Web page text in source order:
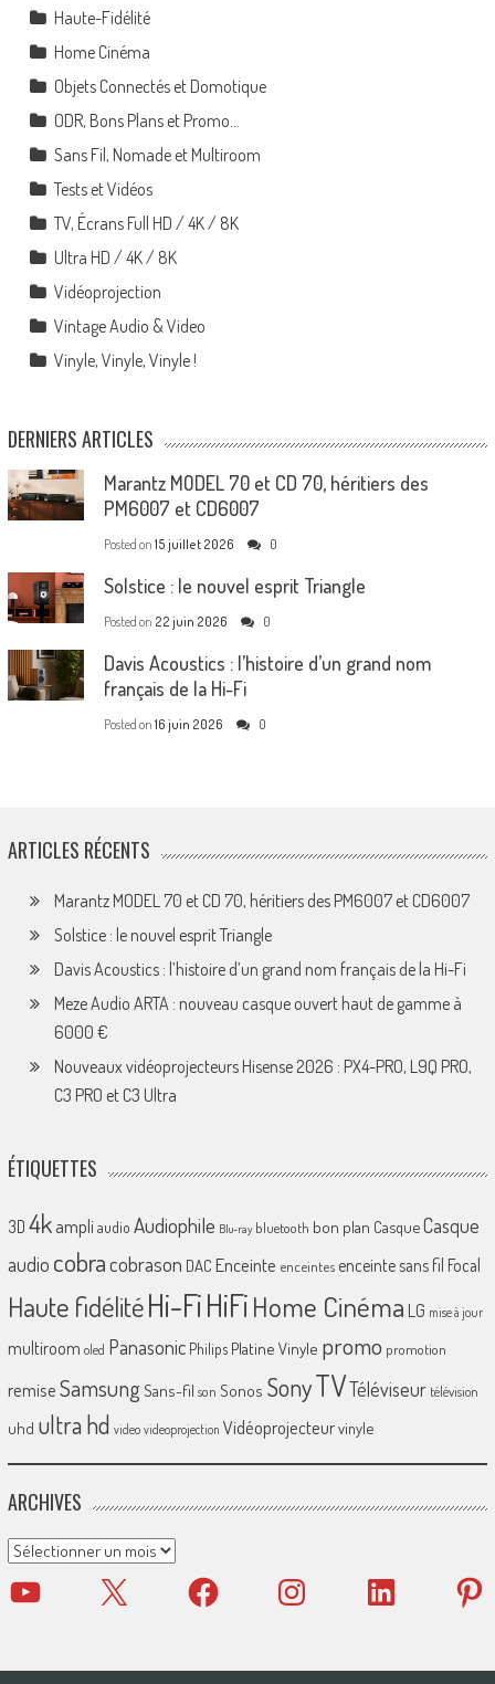
Haute-Fidélité
Home Cinéma
Objets Connectés et Domotique
ODR, Bons Plans et Promo…
Sans Fil, Nomade et Multiroom
Tests et Vidéos
TV, Écrans Full HD / 4K / 8K
Ultra HD / 4K / 8K
Vidéoprojection
Vintage Audio & Video
Vinyle, Vinyle, Vinyle !
DERNIERS ARTICLES
Marantz MODEL 70 et CD 70, héritiers des
PM6007 et CD6007
Posted on 15 juillet 2026 0
Solstice : le nouvel esprit Triangle
Posted on 22 juin 2026 0
Davis Acoustics : l’histoire d’un grand nom
français de la Hi-Fi
Posted on 16 juin 2026 0
ARTICLES RÉCENTS
Marantz MODEL 70 et CD 70, héritiers des PM6007 et CD6007
Solstice : le nouvel esprit Triangle
Davis Acoustics : l’histoire d’un grand nom français de la Hi-Fi
Meze Audio ARTA : nouveau casque ouvert haut de gamme à
6000 €
Nouveaux vidéoprojecteurs Hisense 2026 : PX4-PRO, L9Q PRO,
C3 PRO et C3 Ultra
ÉTIQUETTES
3D 4k ampliaudio Audiophile Blu-ray bluetooth bon plan CasqueCasque
audio cobracobrason DAC Enceinte enceintes enceinte sans fil Focal
Haute fidélitéHi-FiHiFiHome Cinéma LG mise à jour
multiroom oled Panasonic Philips Platine Vinyle promo promotion
remiseSamsungSans-fil son Sonos SonyTVTéléviseur télévision
uhd ultra hd video videoprojection Vidéoprojecteurvinyle
ARCHIVES
Archives
YouTube X Facebook Instagram LinkedIn